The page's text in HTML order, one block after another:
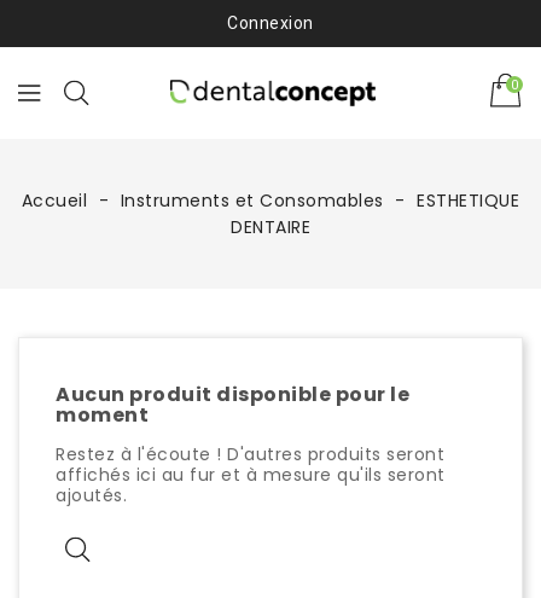
Connexion
0
Accueil Instruments et Consomables
ESTHETIQUE
DENTAIRE
Aucun produit disponible pour le
moment
Restez à l'écoute ! D'autres produits seront
affichés ici au fur et à mesure qu'ils seront
ajoutés.